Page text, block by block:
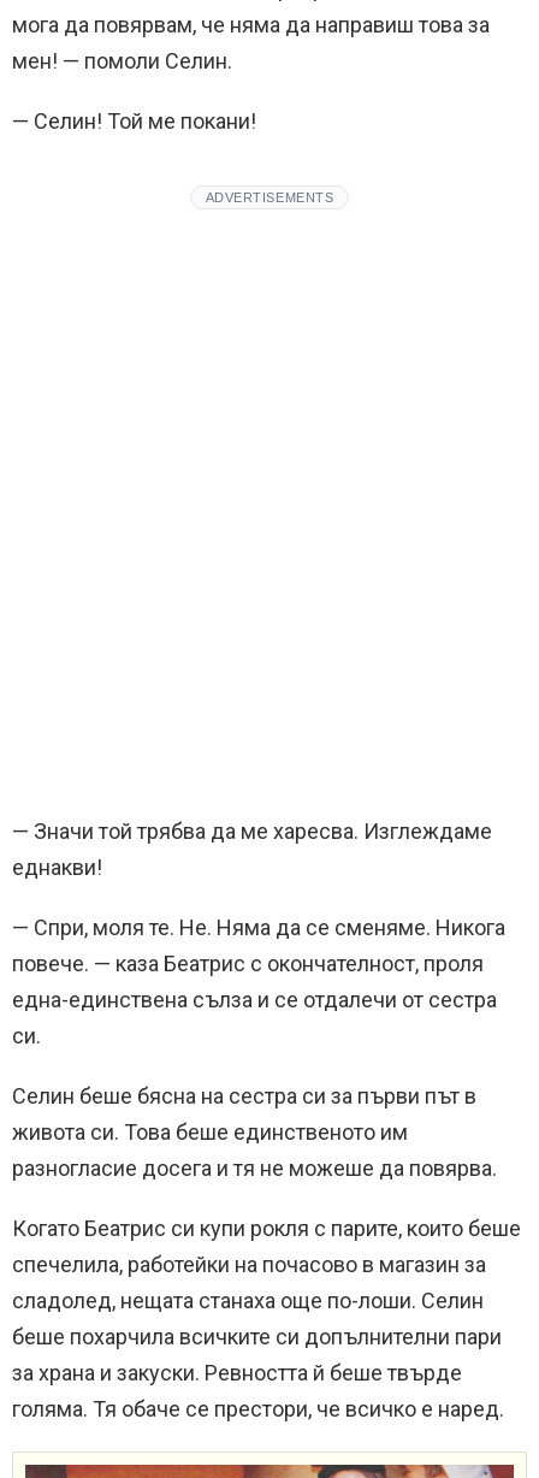
мога да повярвам, че няма да направиш това за
мен! — помоли Селин.
— Селин! Той ме покани!
ADVERTISEMENTS
— Значи той трябва да ме харесва. Изглеждаме
еднакви!
— Спри, моля те. Не. Няма да се сменяме. Никога
повече. — каза Беатрис с окончателност, проля
една-единствена сълза и се отдалечи от сестра
си.
Селин беше бясна на сестра си за първи път в
живота си. Това беше единственото им
разногласие досега и тя не можеше да повярва.
Когато Беатрис си купи рокля с парите, които беше
спечелила, работейки на почасово в магазин за
сладолед, нещата станаха още по-лоши. Селин
беше похарчила всичките си допълнителни пари
за храна и закуски. Ревността й беше твърде
голяма. Тя обаче се престори, че всичко е наред.